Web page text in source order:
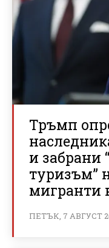
Тръмп
и забрани
туризъм”
мигранти
ПЕТЪК, 7 АВГУСТ